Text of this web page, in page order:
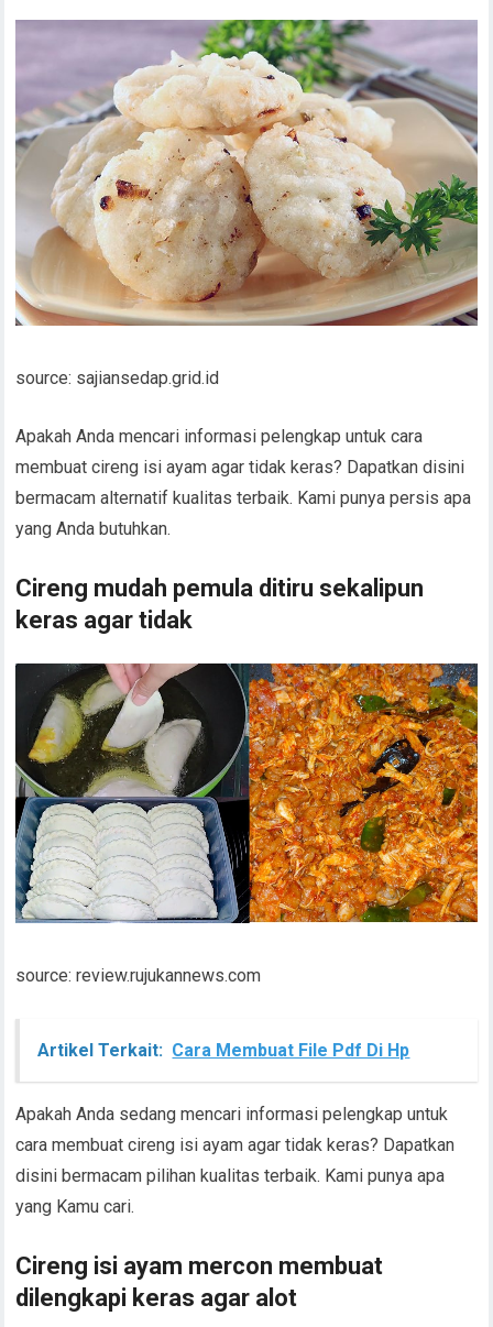
source: sajiansedap.grid.id
Apakah Anda mencari informasi pelengkap untuk cara
membuat cireng isi ayam agar tidak keras? Dapatkan disini
bermacam alternatif kualitas terbaik. Kami punya persis apa
yang Anda butuhkan.
Cireng mudah pemula ditiru sekalipun
keras agar tidak
source: review.rujukannews.com
Artikel Terkait: Cara Membuat File Pdf Di Hp
Apakah Anda sedang mencari informasi pelengkap untuk
cara membuat cireng isi ayam agar tidak keras? Dapatkan
disini bermacam pilihan kualitas terbaik. Kami punya apa
yang Kamu cari.
Cireng isi ayam mercon membuat
dilengkapi keras agar alot